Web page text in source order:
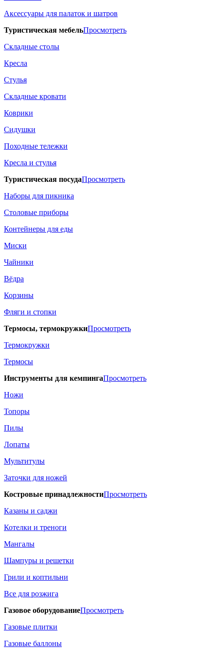
Аксессуары для палаток и шатров
Туристическая мебельПросмотреть
Складные столы
Кресла
Стулья
Складные кровати
Коврики
Сидушки
Походные тележки
Кресла и стулья
Туристическая посудаПросмотреть
Наборы для пикника
Столовые приборы
Контейнеры для еды
Миски
Чайники
Вёдра
Корзины
Фляги и стопки
Термосы, термокружкиПросмотреть
Термокружки
Термосы
Инструменты для кемпингаПросмотреть
Ножи
Топоры
Пилы
Лопаты
Мультитулы
Заточки для ножей
Костровые принадлежностиПросмотреть
Казаны и саджи
Котелки и треноги
Мангалы
Шампуры и решетки
Грили и коптильни
Все для розжига
Газовое оборудованиеПросмотреть
Газовые плитки
Газовые баллоны